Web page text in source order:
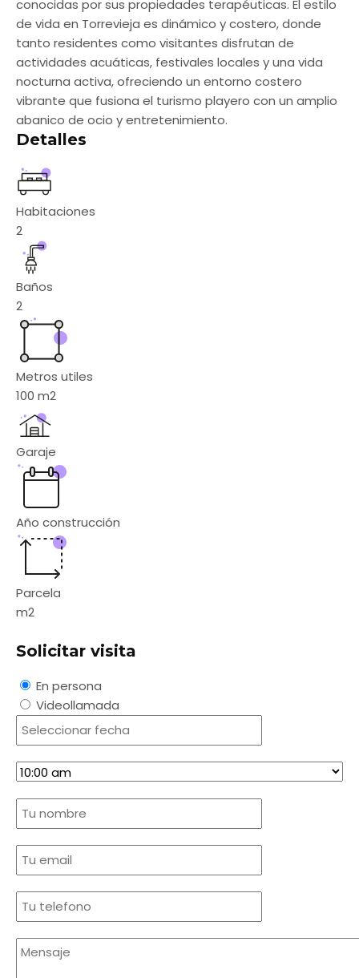
conocidas por sus propiedades terapéuticas. El estilo
de vida en Torrevieja es dinámico y costero, donde
tanto residentes como visitantes disfrutan de
actividades acuáticas, festivales locales y una vida
nocturna activa, ofreciendo un entorno costero
vibrante que fusiona el turismo playero con un amplio
abanico de ocio y entretenimiento.
Detalles
Habitaciones
2
Baños
2
Metros utiles
100 m2
Garaje
Año construcción
Parcela
m2
Solicitar visita
En persona
Videollamada